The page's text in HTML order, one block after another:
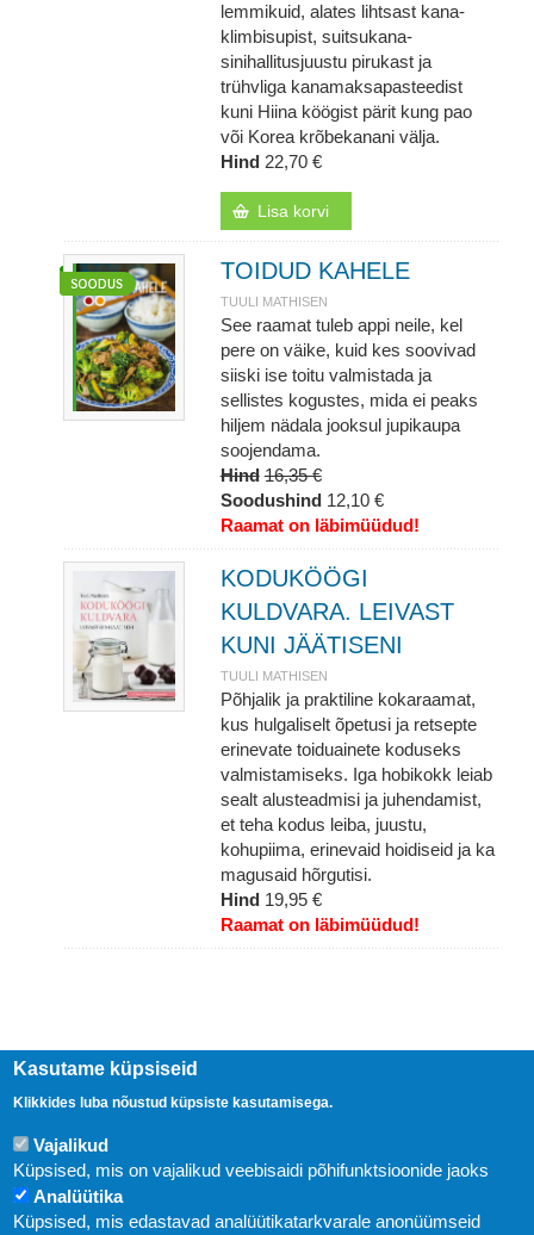
lemmikuid, alates lihtsast kana-
klimbisupist, suitsukana-
sinihallitusjuustu pirukast ja
trühvliga kanamaksapasteedist
kuni Hiina köögist pärit kung pao
või Korea krõbekanani välja.
Hind 22,70 €
Lisa korvi
TOIDUD KAHELE
TUULI MATHISEN
See raamat tuleb appi neile, kel
pere on väike, kuid kes soovivad
siiski ise toitu valmistada ja
sellistes kogustes, mida ei peaks
hiljem nädala jooksul jupikaupa
soojendama.
Hind 16,35 €
Soodushind 12,10 €
Raamat on läbimüüdud!
KODUKÖÖGI
KULDVARA. LEIVAST
KUNI JÄÄTISENI
TUULI MATHISEN
Põhjalik ja praktiline kokaraamat,
kus hulgaliselt õpetusi ja retsepte
erinevate toiduainete koduseks
valmistamiseks. Iga hobikokk leiab
sealt alusteadmisi ja juhendamist,
et teha kodus leiba, juustu,
kohupiima, erinevaid hoidiseid ja ka
magusaid hõrgutisi.
Hind 19,95 €
Raamat on läbimüüdud!
Uudised
Kasutame küpsiseid
Klikkides luba nõustud küpsiste kasutamisega.
Vajalikud
Küpsised, mis on vajalikud veebisaidi põhifunktsioonide jaoks
Analüütika
Küpsised, mis edastavad analüütikatarkvarale anonüümseid